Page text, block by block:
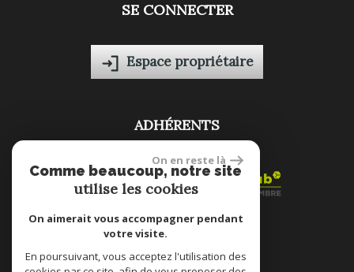
SE CONNECTER
Espace propriétaire
ADHÉRENTS
site réalisé par
On en reste là
Comme beaucoup, notre site
utilise les cookies
On aimerait vous accompagner pendant
votre visite.
En poursuivant, vous acceptez l'utilisation des